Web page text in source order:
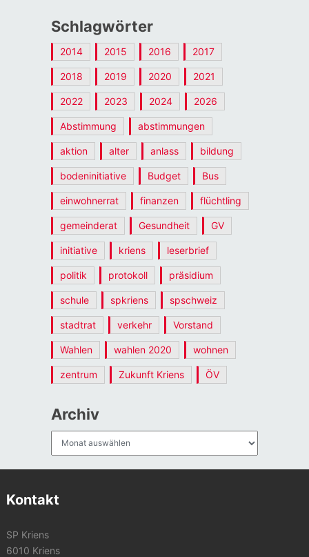
Schlagwörter
2014 2015 2016 2017
2018 2019 2020 2021
2022 2023 2024 2026
Abstimmung abstimmungen
aktion alter anlass bildung
bodeninitiative Budget Bus
einwohnerrat finanzen flüchtling
gemeinderat Gesundheit GV
initiative kriens leserbrief
politik protokoll präsidium
schule spkriens spschweiz
stadtrat verkehr Vorstand
Wahlen wahlen 2020 wohnen
zentrum Zukunft Kriens ÖV
Archiv
Kontakt
SP Kriens
6010 Kriens